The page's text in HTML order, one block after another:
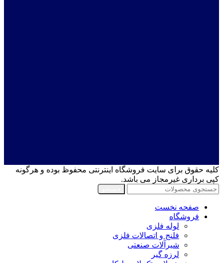
کلیه حقوق برای سایت فروشگاه اینترنتی محفوظ بوده و هرگونه
کپی برداری غیرمجاز می باشد.
صفحه نخست
فروشگاه
لوله فلزی
فلنج و اتصالات فلزی
شیرآلات صنعتی
لرزه گیر